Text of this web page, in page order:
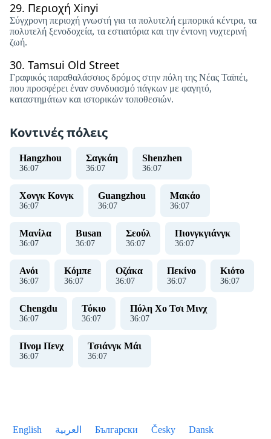
29. Περιοχή Xinyi
Σύγχρονη περιοχή γνωστή για τα πολυτελή εμπορικά κέντρα, τα
πολυτελή ξενοδοχεία, τα εστιατόρια και την έντονη νυχτερινή
ζωή.
30. Tamsui Old Street
Γραφικός παραθαλάσσιος δρόμος στην πόλη της Νέας Ταϊπέι,
που προσφέρει έναν συνδυασμό πάγκων με φαγητό,
καταστημάτων και ιστορικών τοποθεσιών.
Κοντινές πόλεις
Hangzhou
36:07
Σαγκάη
36:07
Shenzhen
36:07
Χονγκ Κονγκ
36:07
Guangzhou
36:07
Μακάο
36:07
Μανίλα
36:07
Busan
36:07
Σεούλ
36:07
Πιονγκγιάνγκ
36:07
Ανόι
36:07
Κόμπε
36:07
Οζάκα
36:07
Πεκίνο
36:07
Κιότο
36:07
Chengdu
36:07
Τόκιο
36:07
Πόλη Χο Τσι Μινχ
36:07
Πνομ Πενχ
36:07
Τσιάνγκ Μάι
36:07
English العربية Български Česky Dansk